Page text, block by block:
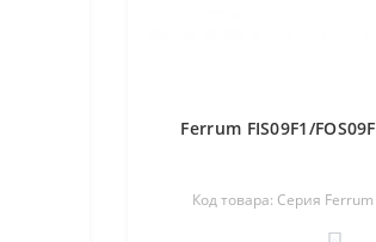
Ferrum FIS09F1/
Код товара: Серия Ferrum